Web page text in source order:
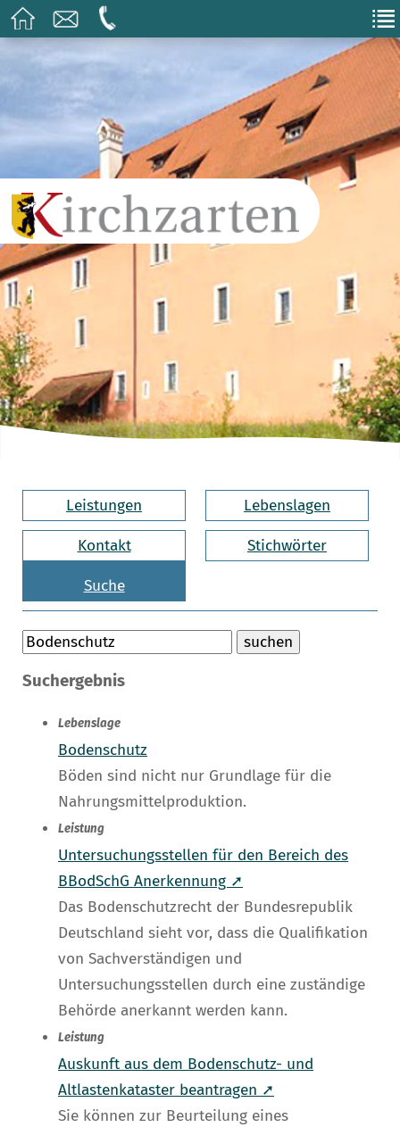
Leistungen Lebenslagen
Kontakt Stichwörter
Suche
Suchergebnis
Lebenslage
Bodenschutz
Böden sind nicht nur Grundlage für die
Nahrungsmittelproduktion.
Leistung
Untersuchungsstellen für den Bereich des
BBodSchG Anerkennung ➚
Das Bodenschutzrecht der Bundesrepublik
Deutschland sieht vor, dass die Qualifikation
von Sachverständigen und
Untersuchungsstellen durch eine zuständige
Behörde anerkannt werden kann.
Leistung
Auskunft aus dem Bodenschutz- und
Altlastenkataster beantragen ➚
Sie können zur Beurteilung eines